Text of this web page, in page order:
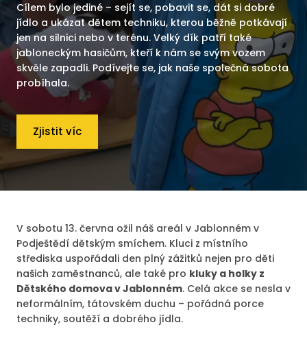
Cílem bylo jediné – sejít se, pobavit se, dát si dobré
jídlo a ukázat dětem techniku, kterou běžně potkávají
jen na silnici nebo v terénu. Velký dík patří také
jabloneckým hasičům, kteří k nám se svým vozem
skvěle zapadli. Podívejte se, jak naše společná sobota
probíhala.
Zjistit víc
V sobotu 13. června ožil náš areál v Jablonném v
Podještědí dětským smíchem. Kluci z místního
střediska uspořádali den plný zážitků nejen pro děti
našich zaměstnanců, ale také pro kluky a holky z
Dětského domova v Jablonném. Celá akce se nesla v
neformálním, tátovském duchu – pořádná porce
techniky, soutěží a dobrého jídla.